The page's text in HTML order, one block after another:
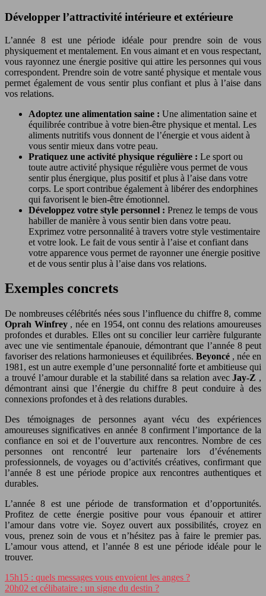
Développer l’attractivité intérieure et extérieure
L’année 8 est une période idéale pour prendre soin de vous
physiquement et mentalement. En vous aimant et en vous respectant,
vous rayonnez une énergie positive qui attire les personnes qui vous
correspondent. Prendre soin de votre santé physique et mentale vous
permet également de vous sentir plus confiant et plus à l’aise dans
vos relations.
Adoptez une alimentation saine : Une alimentation saine et
équilibrée contribue à votre bien-être physique et mental. Les
aliments nutritifs vous donnent de l’énergie et vous aident à
vous sentir mieux dans votre peau.
Pratiquez une activité physique régulière : Le sport ou
toute autre activité physique régulière vous permet de vous
sentir plus énergique, plus positif et plus à l’aise dans votre
corps. Le sport contribue également à libérer des endorphines
qui favorisent le bien-être émotionnel.
Développez votre style personnel : Prenez le temps de vous
habiller de manière à vous sentir bien dans votre peau.
Exprimez votre personnalité à travers votre style vestimentaire
et votre look. Le fait de vous sentir à l’aise et confiant dans
votre apparence vous permet de rayonner une énergie positive
et de vous sentir plus à l’aise dans vos relations.
Exemples concrets
De nombreuses célébrités nées sous l’influence du chiffre 8, comme
Oprah Winfrey , née en 1954, ont connu des relations amoureuses
profondes et durables. Elles ont su concilier leur carrière fulgurante
avec une vie sentimentale épanouie, démontrant que l’année 8 peut
favoriser des relations harmonieuses et équilibrées. Beyoncé , née en
1981, est un autre exemple d’une personnalité forte et ambitieuse qui
a trouvé l’amour durable et la stabilité dans sa relation avecJay-Z ,
démontrant ainsi que l’énergie du chiffre 8 peut conduire à des
connexions profondes et à des relations durables.
Des témoignages de personnes ayant vécu des expériences
amoureuses significatives en année 8 confirment l’importance de la
confiance en soi et de l’ouverture aux rencontres. Nombre de ces
personnes ont rencontré leur partenaire lors d’événements
professionnels, de voyages ou d’activités créatives, confirmant que
l’année 8 est une période propice aux rencontres authentiques et
durables.
L’année 8 est une période de transformation et d’opportunités.
Profitez de cette énergie positive pour vous épanouir et attirer
l’amour dans votre vie. Soyez ouvert aux possibilités, croyez en
vous, prenez soin de vous et n’hésitez pas à faire le premier pas.
L’amour vous attend, et l’année 8 est une période idéale pour le
trouver.
15h15 : quels messages vous envoient les anges ?
20h02 et célibataire : un signe du destin ?